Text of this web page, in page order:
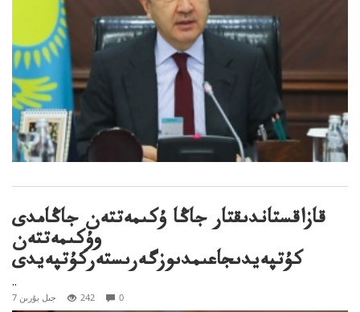
قازاقستاندىقتار جاڭا ۇكىمەتتەن جاڭامدى
وۇكىمەتتەن
كۇتپەيدىجاعىمدىوزگەرىستەركۇتپەيدى
..
7 جىل بۇرىن 242 0